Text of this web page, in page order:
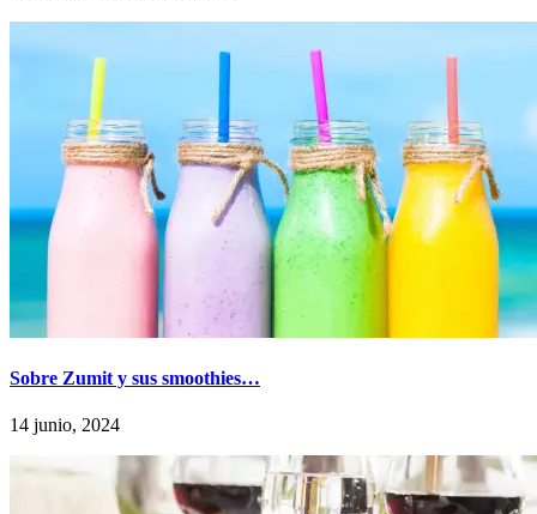
Sobre Zumit y sus smoothies…
14 junio, 2024